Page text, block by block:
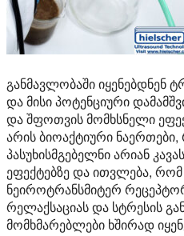
განმავლობაში იყენებდნენ
და მისი პოტენციური
და შფოთვის მომხსნელი
არის ბიოაქტიური
პასუხისმგებელნი არიან
ეფექტებზე და ითვლება,
ნეიროტრანსმიტერ
რელაქსაციას და სტრესის
მომხმარებლები ხშირად